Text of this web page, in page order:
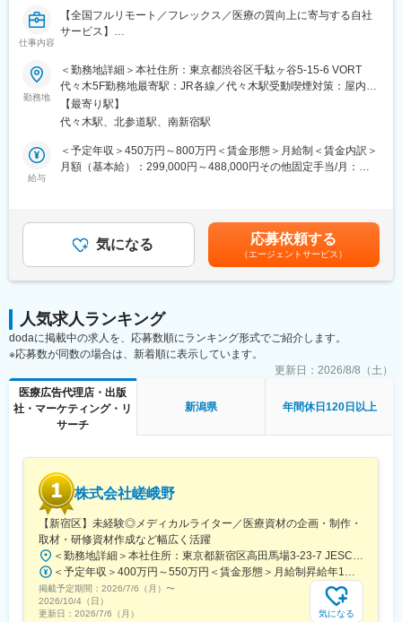
■患者向け説明冊子
■Webサイトをはじめとする各種デジタル資材等
企画制作部は20名程度の部署になります。チーム体制で業務を行
っており、1チームにつき5～7名で構成さています。製薬企業か
ら転職してきた方が多くいらっしゃり、経験・知識豊富なスタッ
フが揃っています。
【キャリアパス】
ゆくゆくは販促資材の企画立案もお任せしたいと考えています。
【弊社の特徴】
■ライター所属数は業界1位：
制作物・クオリティには定評があります。未経験から育て上げる
文化もある一方で、プロ集団として日々サービスクオリティの向
上に努めています。
■グループ会社（医療系出版社）の創刊数も業界1位：
グループ会社であるメディカルレビュー社は業界内でトップの自
社創刊数を誇っており、そのグループ会社である同社はその創刊
数の多さを支えています。
仕事内容
【全国フルリモート／フレックス／医療の質向上に寄与する自社
サービス】
医師専用Webサービス・アプリを運営する当社にて、「ヒポク
ラ」のUI/UXデザイナーをお任せします。
■業務内容：
医師という専門性の高いユーザーに向き合い、プロダクト・マー
ケティング・ブランディングまで横断的に関わることができま
す。PM・開発ディレクター・エンジニアと連携しながら、UI/UX
っていただきたいと考えています。
・HTMLメールや広告バナー・SNS画像などWEBマーケティング
に必要なデザイン
・学会で配るチラシやリーフレット・会員獲得のためのダイレク
■働き方
残業時間は10～20時間程とワークライフバランスを整えやすい環
四半期に一回程度の対面で会うキックオフの機会もご用意してお
ります。
■当社について：
当社は、「テクノロジーの力で人々の健康寿命を延ばす」ことを
理念に掲げ、医師専用のWebサービスやアプリを展開していま
す。
当社が提供する「ヒポクラ」は、約70,000人以上の医師が参加す
勤務地
＜勤務地詳細＞本社住所：東京都渋谷区千駄ヶ谷5-15-6 VORT
代々木5F勤務地最寄駅：JR各線／代々木駅受動喫煙対策：屋内全
面禁煙変更の範囲：会社の定める事業所（リモートワーク含む）
【最寄り駅】
代々木駅、北参道駅、南新宿駅
給与
＜予定年収＞450万円～800万円＜賃金形態＞月給制＜賃金内訳＞
月額（基本給）：299,000円～488,000円その他固定手当/月：
残業手当＞有＜給与補足＞■上記「その他固定手当」：在宅勤務手
当賃金はあくまでも目安の金額であり、選考を通じて上下する可
能性があります。月給(月額)は固定手当を含めた表記です。
気になる 応募依頼する
（エージェントサービス）
人気求人ランキング
dodaに掲載中の求人を、応募数順にランキング形式でご紹介します。
※応募数が同数の場合は、新着順に表示しています。
更新日： 2026/8/8（土）
医療広告代理店・出版
社・マーケティング・リ
サーチ
新潟県 年間休日120日以上
株式会社嵯峨野
【新宿区】未経験◎メディカルライター／医療資材の企画・制作・
取材・研修資材作成など幅広く活躍
＜勤務地詳細＞本社住所：東京都新宿区高田馬場3-23-7 JESCO高田馬場3F受動喫煙対策：屋内全面禁煙変更の範囲：会社の定める事業所（リモートワーク含む）
＜予定年収＞400万円～550万円＜賃金形態＞月給制昇給年1回、賞与年2回（実績）＜賃金内訳＞月額（基本給）：250,000円～350,000円＜月給＞250,000円～350,000円＜昇給有無＞有＜残業手当＞有＜給与補足＞経験・能力を考慮して決定します賃金はあくまでも目安の金額であり、選考を通じて上下する可能性があります。月給(月額)は固定手当を含めた表記です。
掲載予定期間： 2026/7/6（月） 〜
2026/10/4（日）
更新日： 2026/7/6（月） 気になる